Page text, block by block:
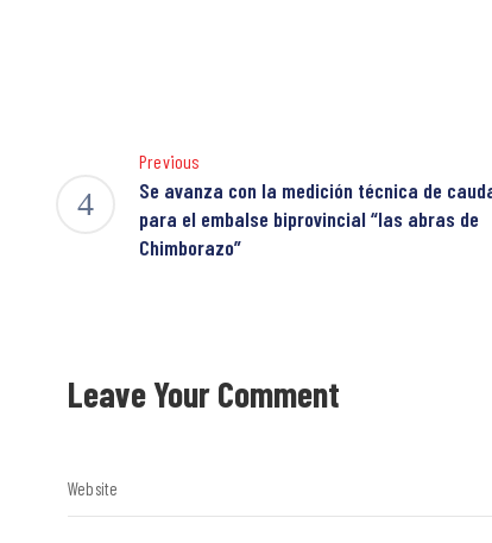
Previous
Se avanza con la medición técnica de
para el embalse biprovincial “las abras de
Chimborazo”
Leave Your Comment